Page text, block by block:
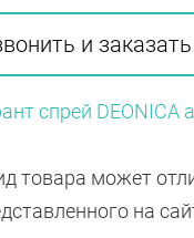
и заказать
товара может
на